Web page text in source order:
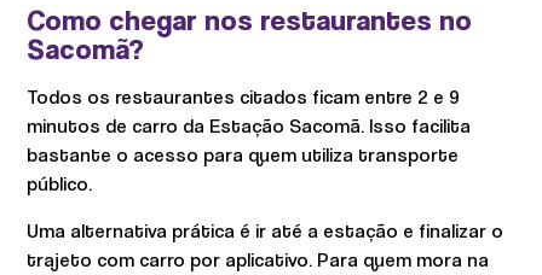
Como chegar nos restaurantes no
Sacomã?
Todos os restaurantes citados ficam entre 2 e 9
minutos de carro da Estação Sacomã. Isso facilita
bastante o acesso para quem utiliza transporte
público.
Uma alternativa prática é ir até a estação e finalizar o
trajeto com carro por aplicativo. Para quem mora na